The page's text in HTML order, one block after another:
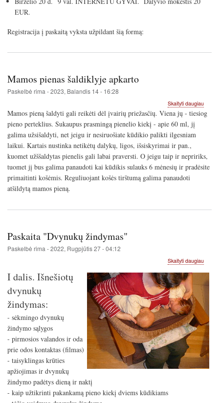
EUR.
Registracija į paskaitą vyksta užpildant šią formą:
Mamos pienas šaldiklyje apkarto
Paskelbė rima -2023, Balandis 14 - 16:28
Skaityti daugiauapie
pienas
Mamos pieną šaldyti gali reikėti dėl įvairių priežasčių. Viena jų - tiesiog
pieno perteklius. Sukaupus prasmingą pienelio kiekį - apie 60 ml, jį
galima užsišaldyti, net jeigu ir nesiruošiate kūdikio palikti ilgesniam
laikui. Kartais nustinka netikėtų dalykų, ligos, išsiskyrimai ir pan.,
kuomet užššaldytas pienelis gali labai praversti. O jeigu taip ir nepririks,
tuomet jį bus galima panaudoti kai kūdikis sulauks 6 mėnesių ir pradėsite
primaitinti košėmis. Reguliuojant košės tirštumą galima panaudoti
atšildytą mamos pieną.
Paskaita "Dvynukų žindymas"
Paskelbė rima -2022, Rugpjūtis 27 - 04:12
Skaityti daugiauapie
I dalis. Išnešiotų
dvynukų
žindymas:
- sėkmingo dvynukų
žindymo sąlygos
- pirmosios valandos ir oda
prie odos kontaktas (filmas)
- taisyklingas krūties
apžiojimas ir dvynukų
žindymo padėtys dieną ir naktį
- kaip užtikrinti pakankamą pieno kiekį dviems kūdikiams